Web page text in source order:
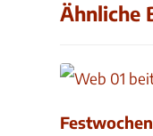
Ähnliche